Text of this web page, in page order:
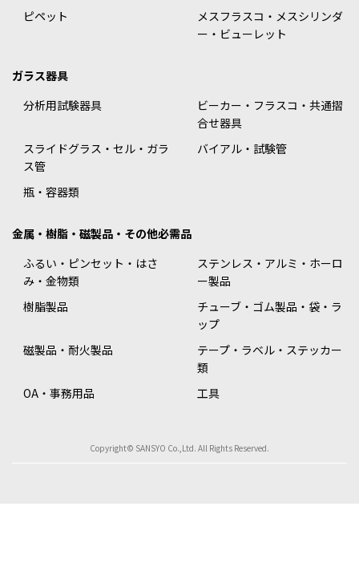
ピペット
メスフラスコ・メスシリンダ
ー・ビューレット
ガラス器具
分析用試験器具
ビーカー・フラスコ・共通摺
合せ器具
スライドグラス・セル・ガラ
ス管
バイアル・試験管
瓶・容器類
金属・樹脂・磁製品・その他必需品
ふるい・ピンセット・はさ
み・金物類
ステンレス・アルミ・ホーロ
ー製品
樹脂製品
チューブ・ゴム製品・袋・ラ
ップ
磁製品・耐火製品
テープ・ラベル・ステッカー
類
OA・事務用品
工具
Copyright© SANSYO Co.,Ltd. All Rights Reserved.